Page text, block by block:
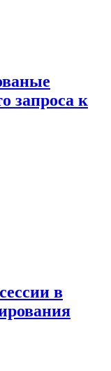
запроса к
в